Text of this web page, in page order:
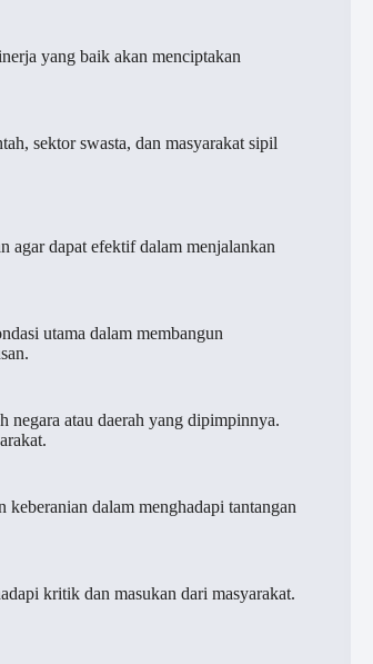
yang baik akan menciptakan
sektor swasta, dan masyarakat sipil
agar dapat efektif dalam menjalankan
utama dalam membangun
negara atau daerah yang dipimpinnya.
dalam menghadapi tantangan
kritik dan masukan dari masyarakat.